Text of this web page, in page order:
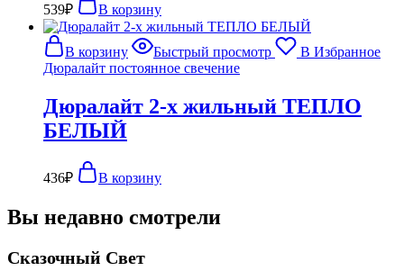
539₽ В корзину
В корзину Быстрый просмотр
В Избранное
Дюралайт постоянное свечение
Дюралайт 2-х жильный ТЕПЛО
БЕЛЫЙ
436₽ В корзину
Вы недавно смотрели
Сказочный Свет